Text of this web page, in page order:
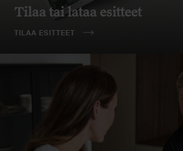
Tilaa tai lataa esitteet
TILAA ESITTEET